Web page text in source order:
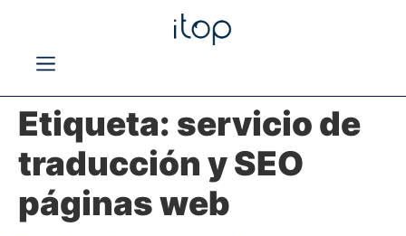
Etiqueta: servicio de
traducción y SEO
páginas web